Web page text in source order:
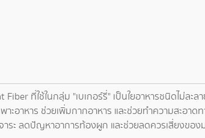
ที่ใช้ในกลุ่ม "เบเกอร์รี่" เป็นใยอาหารชนิดไม่ละ
ะอาหาร ช่วยเพิ่มกากอาหาร และช่วยทำความสะอาด
ระ ลดปัญหาอาการท้องผูก และช่วยลดควรเสี่ยงของ